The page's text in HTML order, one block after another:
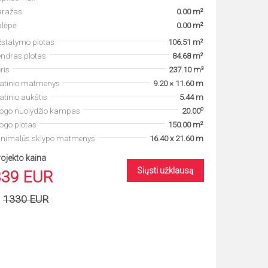
0.00 m²
0.00 m²
plotas
106.51 m²
plotas
84.68 m²
237.10 m³
matmenys
9.20 × 11.60 m
aukštis
5.44 m
nuolydžio kampas
20.00o
plotas
150.00 m²
sklypo matmenys
16.40 x 21.60 m
kaina
EUR
1330 EUR
Siųsti užklausą